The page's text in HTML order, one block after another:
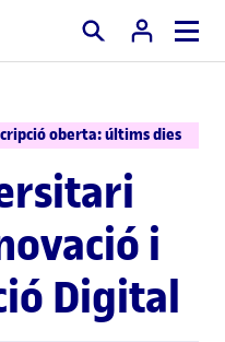
Cercar
oberta: últims dies
i
Digital